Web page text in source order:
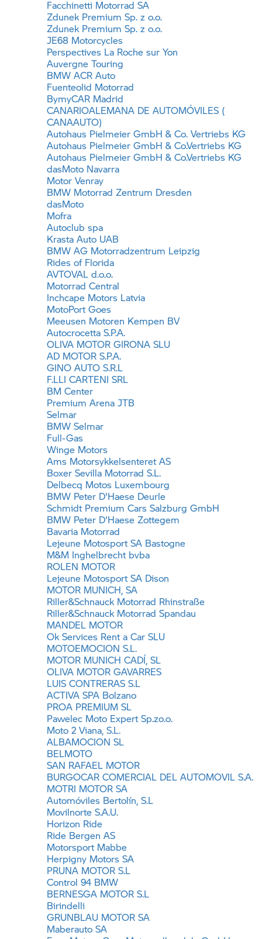
Facchinetti Motorrad SA
Zdunek Premium Sp. z o.o.
Zdunek Premium Sp. z o.o.
JE68 Motorcycles
Perspectives La Roche sur Yon
Auvergne Touring
BMW ACR Auto
Fuenteolid Motorrad
BymyCAR Madrid
CANARIOALEMANA DE AUTOMÓVILES (
CANAAUTO)
Autohaus Pielmeier GmbH & Co. Vertriebs KG
Autohaus Pielmeier GmbH & Co.Vertriebs KG
Autohaus Pielmeier GmbH & Co.Vertriebs KG
dasMoto Navarra
Motor Venray
BMW Motorrad Zentrum Dresden
dasMoto
Mofra
Autoclub spa
Krasta Auto UAB
BMW AG Motorradzentrum Leipzig
Rides of Florida
AVTOVAL d.o.o.
Motorrad Central
Inchcape Motors Latvia
MotoPort Goes
Meeusen Motoren Kempen BV
Autocrocetta S.P.A.
OLIVA MOTOR GIRONA SLU
AD MOTOR S.P.A.
GINO AUTO S.R.L
F.LLI CARTENI SRL
BM Center
Premium Arena JTB
Selmar
BMW Selmar
Full-Gas
Winge Motors
Ams Motorsykkelsenteret AS
Boxer Sevilla Motorrad S.L.
Delbecq Motos Luxembourg
BMW Peter D'Haese Deurle
Schmidt Premium Cars Salzburg GmbH
BMW Peter D'Haese Zottegem
Bavaria Motorrad
Lejeune Motosport SA Bastogne
M&M Inghelbrecht bvba
ROLEN MOTOR
Lejeune Motosport SA Dison
MOTOR MUNICH, SA
Riller&Schnauck Motorrad Rhinstraße
Riller&Schnauck Motorrad Spandau
MANDEL MOTOR
Ok Services Rent a Car SLU
MOTOEMOCION S.L.
MOTOR MUNICH CADÍ, SL
OLIVA MOTOR GAVARRES
LUIS CONTRERAS S.L
ACTIVA SPA Bolzano
PROA PREMIUM SL
Pawelec Moto Expert Sp.zo.o.
Moto 2 Viana, S.L.
ALBAMOCION SL
BELMOTO
SAN RAFAEL MOTOR
BURGOCAR COMERCIAL DEL AUTOMOVIL S.A.
MOTRI MOTOR SA
Automóviles Bertolín, S.L
Movilnorte S.A.U.
Horizon Ride
Ride Bergen AS
Motorsport Mabbe
Herpigny Motors SA
PRUNA MOTOR S.L
Control 94 BMW
BERNESGA MOTOR S.L
Birindelli
GRUNBLAU MOTOR SA
Maberauto SA